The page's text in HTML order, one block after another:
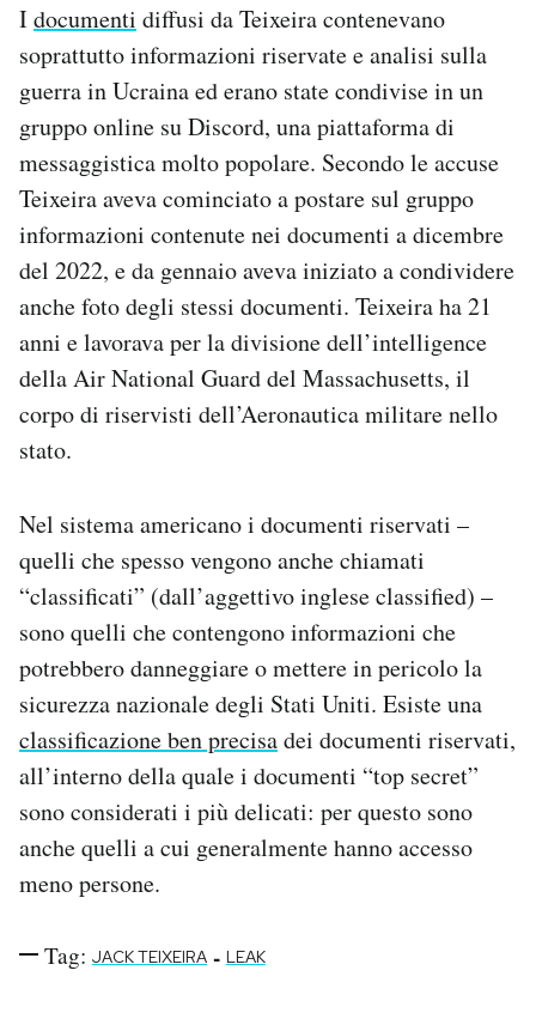
Idocumenti diffusi da Teixeira contenevano
soprattutto informazioni riservate e analisi sulla
guerra in Ucraina ed erano state condivise in un
gruppo online su Discord, una piattaforma di
messaggistica molto popolare. Secondo le accuse
Teixeira aveva cominciato a postare sul gruppo
informazioni contenute nei documenti a dicembre
del 2022, e da gennaio aveva iniziato a condividere
anche foto degli stessi documenti. Teixeira ha 21
anni e lavorava per la divisione dell’intelligence
della Air National Guard del Massachusetts, il
corpo di riservisti dell’Aeronautica militare nello
stato.
Nel sistema americano i documenti riservati –
quelli che spesso vengono anche chiamati
“classificati” (dall’aggettivo inglese classified) –
sono quelli che contengono informazioni che
potrebbero danneggiare o mettere in pericolo la
sicurezza nazionale degli Stati Uniti. Esiste una
classificazione ben precisadei documenti riservati,
all’interno della quale i documenti “top secret”
sono considerati i più delicati: per questo sono
anche quelli a cui generalmente hanno accesso
meno persone.
Tag: JACK TEIXEIRA - LEAK